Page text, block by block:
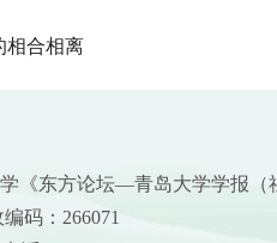
相合相离
《东方论坛—青岛大学学报（
码：266071